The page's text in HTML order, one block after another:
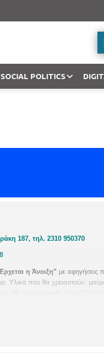
SOCIAL POLITICS
187, τηλ. 2310 950370
η Άνοιξη” με αφηγήσεις
Υλικά που θα χρειαστούν: